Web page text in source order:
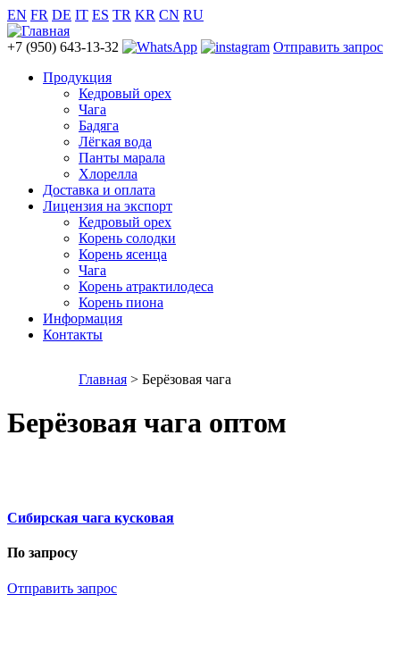
EN FR DE IT ES TR KR CN RU
+7 (950) 643-13-32
Отправить запрос
Продукция
Кедровый орех
Чага
Бадяга
Лёгкая вода
Панты марала
Хлорелла
Доставка и оплата
Лицензия на экспорт
Кедровый орех
Корень солодки
Корень ясенца
Чага
Корень атрактилодеса
Корень пиона
Информация
Контакты
Главная > Берёзовая чага
Берёзовая чага оптом
Сибирская чага кусковая
По запросу
Отправить запрос